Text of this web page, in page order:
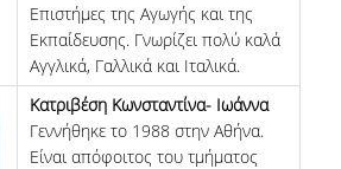
Επιστήμες της Αγωγής και της
Εκπαίδευσης. Γνωρίζει πολύ καλά
Αγγλικά, Γαλλικά και Ιταλικά.
Κατριβέση Κωνσταντίνα- Ιωάννα
Γεννήθηκε το 1988 στην Αθήνα.
Είναι απόφοιτος του τμήματος